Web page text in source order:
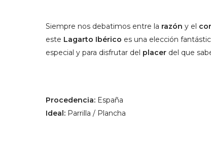
Siempre nos debatimos entre la razón y el
este Lagarto Ibérico es una elección
especial y para disfrutar del placer del que
Procedencia: España
Ideal: Parrilla / Plancha